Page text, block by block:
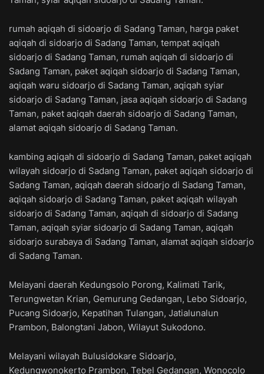
rumah aqiqah di sidoarjo di Sadang Taman, harga paket
aqiqah di sidoarjo di Sadang Taman, tempat aqiqah
sidoarjo di Sadang Taman, rumah aqiqah di sidoarjo di
Sadang Taman, paket aqiqah sidoarjo di Sadang Taman,
aqiqah waru sidoarjo di Sadang Taman, aqiqah syiar
sidoarjo di Sadang Taman, jasa aqiqah sidoarjo di Sadang
Taman, paket aqiqah daerah sidoarjo di Sadang Taman,
alamat aqiqah sidoarjo di Sadang Taman.
kambing aqiqah di sidoarjo di Sadang Taman, paket aqiqah
wilayah sidoarjo di Sadang Taman, paket aqiqah sidoarjo di
Sadang Taman, aqiqah daerah sidoarjo di Sadang Taman,
aqiqah sidoarjo di Sadang Taman, paket aqiqah wilayah
sidoarjo di Sadang Taman, aqiqah di sidoarjo di Sadang
Taman, aqiqah syiar sidoarjo di Sadang Taman, aqiqah
sidoarjo surabaya di Sadang Taman, alamat aqiqah sidoarjo
di Sadang Taman.
Melayani daerah Kedungsolo Porong, Kalimati Tarik,
Terungwetan Krian, Gemurung Gedangan, Lebo Sidoarjo,
Pucang Sidoarjo, Kepatihan Tulangan, Jatialunalun
Prambon, Balongtani Jabon, Wilayut Sukodono.
Melayani wilayah Bulusidokare Sidoarjo,
Kedungwonokerto Prambon, Tebel Gedangan, Wonocolo